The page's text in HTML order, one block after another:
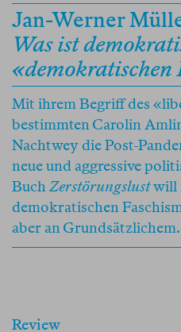
Jan-Werner
Was ist
«demokratischen
Mit ihrem Begriff des
bestimmten Carolin
Nachtwey die Post-
neue und aggressive
BuchZerstörungslustwill
demokratischen
aber an Grundsätzlichem.
Review